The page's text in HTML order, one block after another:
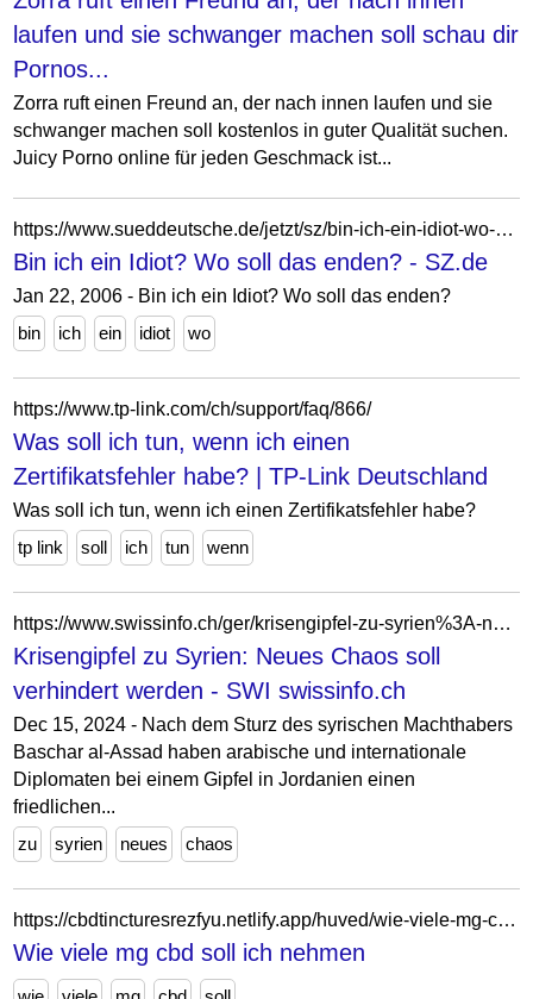
laufen und sie schwanger machen soll schau dir
Pornos...
Zorra ruft einen Freund an, der nach innen laufen und sie
schwanger machen soll kostenlos in guter Qualität suchen.
Juicy Porno online für jeden Geschmack ist...
https://www.sueddeutsche.de/jetzt/sz/bin-ich-ein-idiot-wo-soll-das-enden-jzt.14621894312375465
Bin ich ein Idiot? Wo soll das enden? - SZ.de
Jan 22, 2006 - Bin ich ein Idiot? Wo soll das enden?
bin
ich ein idiot wo
https://www.tp-link.com/ch/support/faq/866/
Was soll ich tun, wenn ich einen
Zertifikatsfehler habe? | TP-Link Deutschland
Was soll ich tun, wenn ich einen Zertifikatsfehler habe?
tp link
soll ich tun wenn
https://www.swissinfo.ch/ger/krisengipfel-zu-syrien%3A-neues-chaos-soll-verhindert-werden/88592990
Krisengipfel zu Syrien: Neues Chaos soll
verhindert werden - SWI swissinfo.ch
Dec 15, 2024 - Nach dem Sturz des syrischen Machthabers
Baschar al-Assad haben arabische und internationale
Diplomaten bei einem Gipfel in Jordanien einen
friedlichen...
zu
syrien neues chaos
https://cbdtincturesrezfyu.netlify.app/huved/wie-viele-mg-cbd-soll-ich-nehmen92.html
Wie viele mg cbd soll ich nehmen